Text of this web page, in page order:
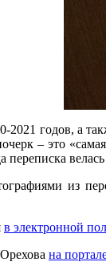
2021 годов, а
– это
переписка
из
в электронной
на